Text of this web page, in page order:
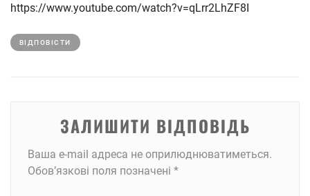
https://www.youtube.com/watch?v=qLrr2LhZF8I
ВІДПОВІCТИ
ЗАЛИШИТИ ВІДПОВІДЬ
Ваша e-mail адреса не оприлюднюватиметься.
Обов’язкові поля позначені *